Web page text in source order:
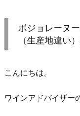
ボジョレーヌ
（生産地違い
こんにちは。
ワインアドバイザー